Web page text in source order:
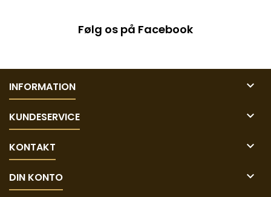
Følg os på Facebook
INFORMATION 
KUNDESERVICE 
KONTAKT 
DIN KONTO 